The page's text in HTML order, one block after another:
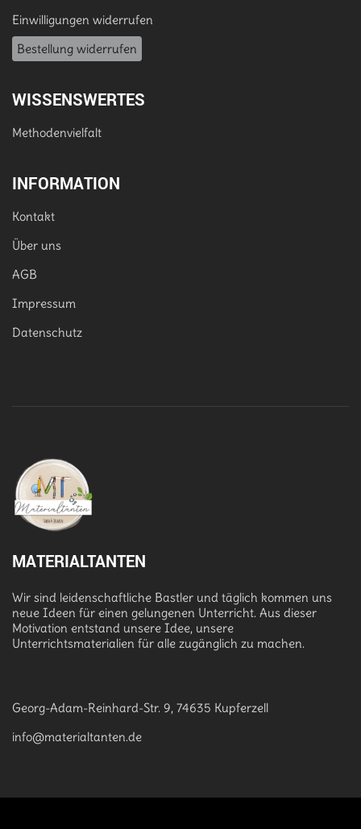
Einwilligungen widerrufen
Bestellung widerrufen
WISSENSWERTES
Methodenvielfalt
INFORMATION
Kontakt
Über uns
AGB
Impressum
Datenschutz
MATERIALTANTEN
Wir sind leidenschaftliche Bastler und täglich kommen uns
neue Ideen für einen gelungenen Unterricht. Aus dieser
Motivation entstand unsere Idee, unsere
Unterrichtsmaterialien für alle zugänglich zu machen.
Georg-Adam-Reinhard-Str. 9, 74635 Kupferzell
info@materialtanten.de